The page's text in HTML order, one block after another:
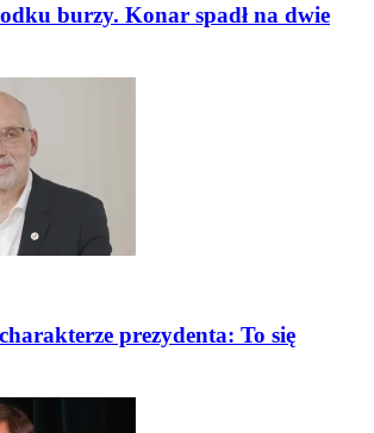
burzy. Konar spadł na dwie
prezydenta: To się